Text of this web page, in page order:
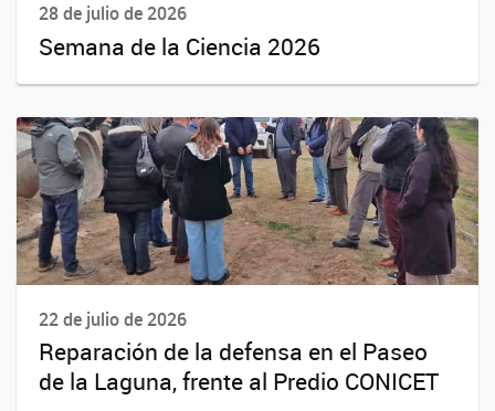
28 de julio de 2026
Semana de la Ciencia 2026
22 de julio de 2026
Reparación de la defensa en el Paseo
de la Laguna, frente al Predio CONICET